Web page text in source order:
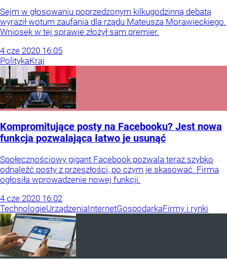
Sejm w głosowaniu poprzedzonym kilkugodzinną debatą
wyraził wotum zaufania dla rządu Mateusza Morawieckiego.
Wniosek w tej sprawie złożył sam premier.
4 cze 2020 16:05
PolitykaKraj
Kompromitujące posty na Facebooku? Jest nowa
funkcja pozwalająca łatwo je usunąć
Społecznościowy gigant Facebook pozwala teraz szybko
odnaleźć posty z przeszłości, po czym je skasować. Firma
ogłosiła wprowadzenie nowej funkcji.
4 cze 2020 16:02
TechnologieUrządzeniaInternetGospodarkaFirmy i rynki